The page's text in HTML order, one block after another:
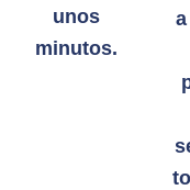
unos
minutos.